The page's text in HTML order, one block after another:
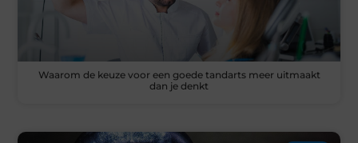
Waarom de keuze voor een goede tandarts meer uitmaakt
dan je denkt